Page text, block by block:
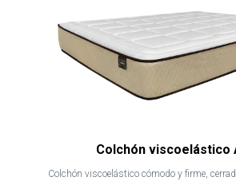
Colchón viscoelástico
Colchón viscoelástico cómodo y firme,